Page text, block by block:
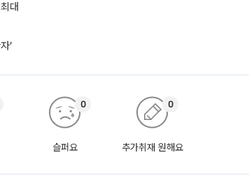
대
’
슬퍼요
0
추가취재 원해요
0